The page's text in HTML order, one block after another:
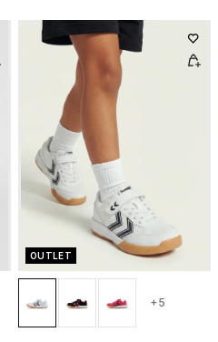
OUTLET
+5